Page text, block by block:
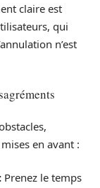
claire est
qui
n’est
en avant :
Prenez le temps